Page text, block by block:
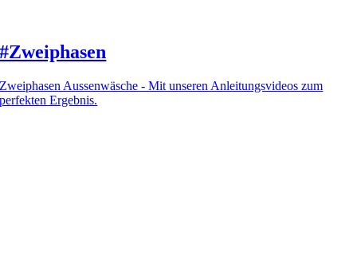
#Zweiphasen
Zweiphasen Aussenwäsche - Mit unseren Anleitungsvideos zum
perfekten Ergebnis.